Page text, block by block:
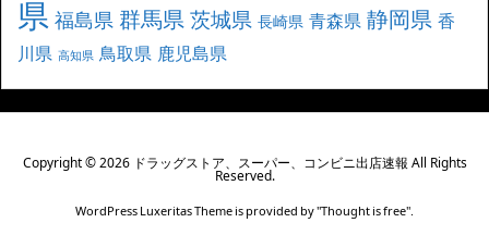
県 福島県 群馬県茨城県 長崎県 青森県 静岡県 香
川県 高知県 鳥取県 鹿児島県
Copyright ©2026 ドラッグストア、スーパー、コンビニ出店速報 All Rights
Reserved.
WordPress Luxeritas Theme is provided by "Thought is free".